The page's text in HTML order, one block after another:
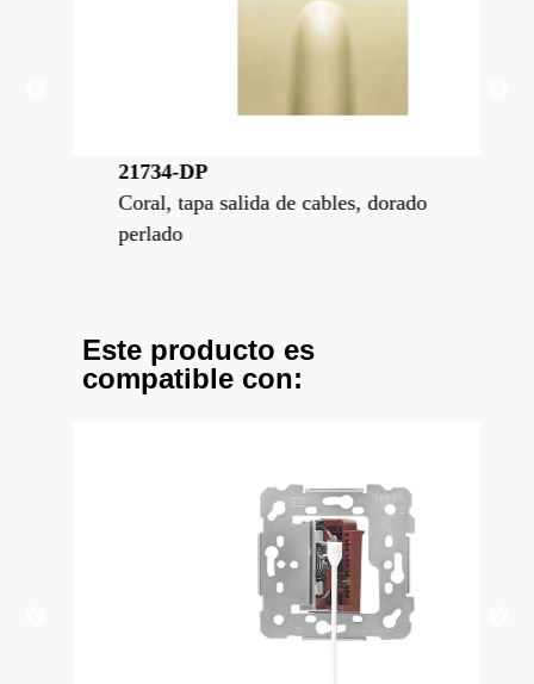
21734-DP
Coral, tapa salida de cables, dorado
perlado
Este producto es
compatible con: